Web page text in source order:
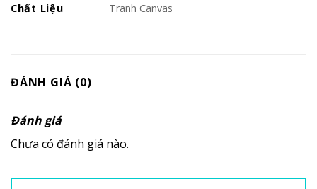
Chất Liệu Tranh Canvas
ĐÁNH GIÁ (0)
Đánh giá
Chưa có đánh giá nào.